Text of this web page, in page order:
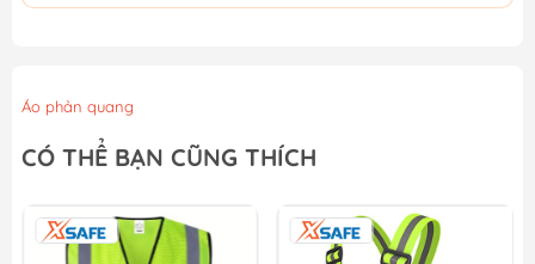
Áo phản quang
CÓ THỂ BẠN CŨNG THÍCH